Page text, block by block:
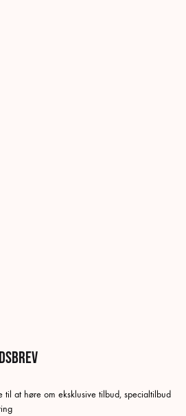
at høre om eksklusive tilbud, specialtilbud